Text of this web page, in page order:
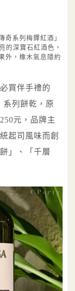
奇系列梅鐸紅酒」
的深寶石紅酒色，
外，橡木氣息隱約
買伴手禮的
系列餅乾，原
元，品牌主
起司風味而創
」、「千層